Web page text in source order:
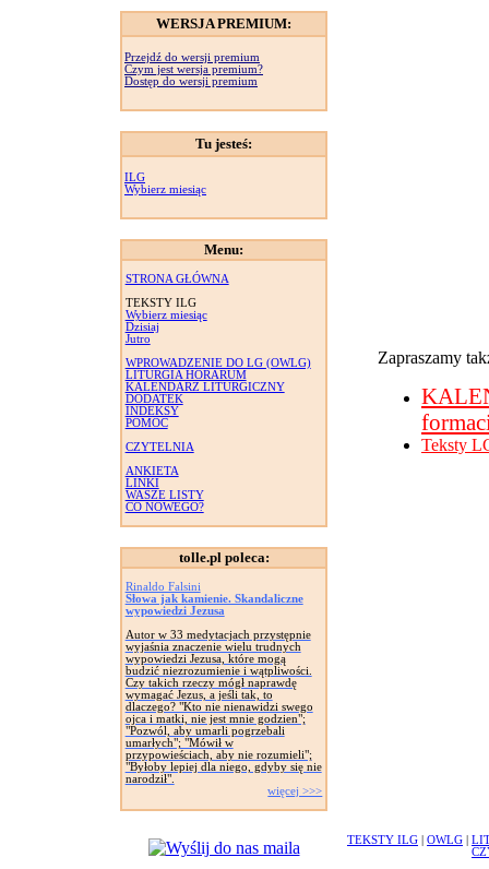
WERSJA PREMIUM:
Przejdź do wersji premium
Czym jest wersja premium?
Dostęp do wersji premium
Tu jesteś:
ILG
Wybierz miesiąc
Menu:
STRONA GŁÓWNA
TEKSTY ILG
Wybierz miesiąc
Dzisiaj
Jutro
WPROWADZENIE DO LG (OWLG)
LITURGIA HORARUM
KALENDARZ LITURGICZNY
DODATEK
INDEKSY
POMOC
CZYTELNIA
ANKIETA
LINKI
WASZE LISTY
CO NOWEGO?
tolle.pl poleca:
Rinaldo Falsini
Słowa jak kamienie. Skandaliczne
wypowiedzi Jezusa
Autor w 33 medytacjach przystępnie
wyjaśnia znaczenie wielu trudnych
wypowiedzi Jezusa, które mogą
budzić niezrozumienie i wątpliwości.
Czy takich rzeczy mógł naprawdę
wymagać Jezus, a jeśli tak, to
dlaczego? "Kto nie nienawidzi swego
ojca i matki, nie jest mnie godzien";
"Pozwól, aby umarli pogrzebali
umarłych"; "Mówił w
przypowieściach, aby nie rozumieli";
"Byłoby lepiej dla niego, gdyby się nie
narodził".
więcej >>>
Zapraszamy
Teksty
TEKSTY ILG OWLG